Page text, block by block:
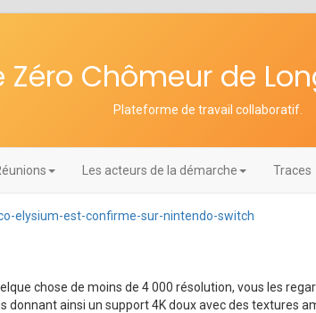
Zéro Chômeur de
Plateforme de travail collaboratif
Les acteurs de la démarche Traces
elysium-est-confirme-sur-nintendo-switch
chose de moins de 4 000 résolution, vous les
donnant ainsi un support 4K doux avec des textures